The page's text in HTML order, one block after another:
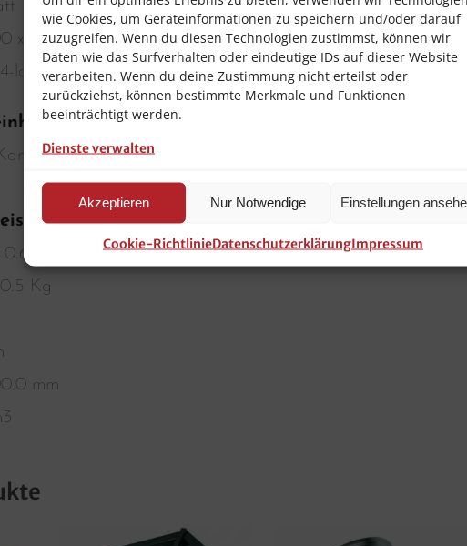
wie Cookies, um Geräteinformationen zu speichern und/oder darauf
zuzugreifen. Wenn du diesen Technologien zustimmst, können wir
Daten wie das Surfverhalten oder eindeutige IDs auf dieser Website
verarbeiten. Wenn du deine Zustimmung nicht erteilst oder
zurückziehst, können bestimmte Merkmale und Funktionen
beeinträchtigt werden.
Dienste verwalten
Akzeptieren Nur Notwendige Einstellungen
Cookie-RichtlinieDatenschutzerklärungImpressum
x 300 mm
4-lagig ,Frei von Weichmachern ,Geschmacks- und
1 Paket (100 Beutel)
Vakuumiergeräte
–
0.61 Kg
0.5 Kg
mm